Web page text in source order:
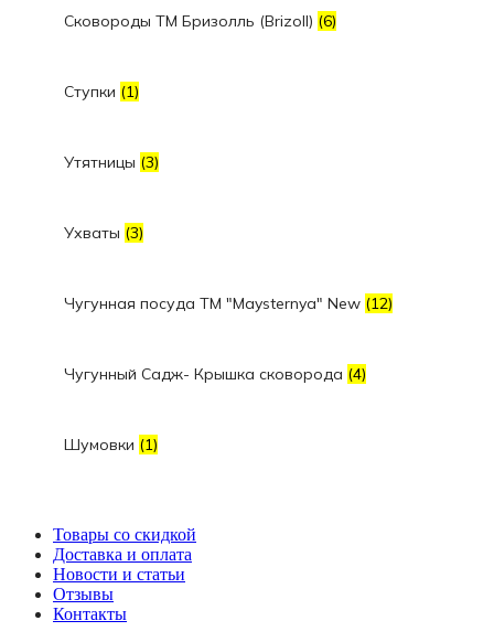
Сковороды ТМ Бризолль (Brizoll) (6)
Ступки (1)
Утятницы (3)
Ухваты (3)
Чугунная посуда TM "Maysternya" New (12)
Чугунный Садж- Крышка сковорода (4)
Шумовки (1)
Товары со скидкой
Доставка и оплата
Новости и статьи
Отзывы
Контакты